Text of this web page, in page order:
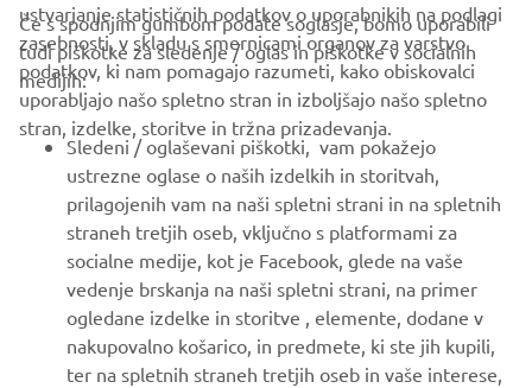
NAROČI SE
Preberite našo Politiko zasebnosti, da izveste, kako obdelujemo
vaše osebne podatke: Pravilnik o Zasebnosti
Slovenia (Slovenian)
© Copyright - 2026 Yamaha Motor Europe N.V. - All Rights
Reserved
ustvarjanje statističnih podatkov o uporabnikih na podlagi
zasebnosti, v skladu s smernicami organov za varstvo
podatkov, ki nam pomagajo razumeti, kako obiskovalci
uporabljajo našo spletno stran in izboljšajo našo spletno
stran, izdelke, storitve in tržna prizadevanja.
Če s spodnjim gumbom podate soglasje, bomo uporabili
tudi piškotke za sledenje / oglas in piškotke v socialnih
medijih:
Sledeni / oglaševani piškotki, vam pokažejo
ustrezne oglase o naših izdelkih in storitvah,
prilagojenih vam na naši spletni strani in na spletnih
straneh tretjih oseb, vključno s platformami za
socialne medije, kot je Facebook, glede na vaše
vedenje brskanja na naši spletni strani, na primer
ogledane izdelke in storitve , elemente, dodane v
nakupovalno košarico, in predmete, ki ste jih kupili,
ter na spletnih straneh tretjih oseb in vaše interese,